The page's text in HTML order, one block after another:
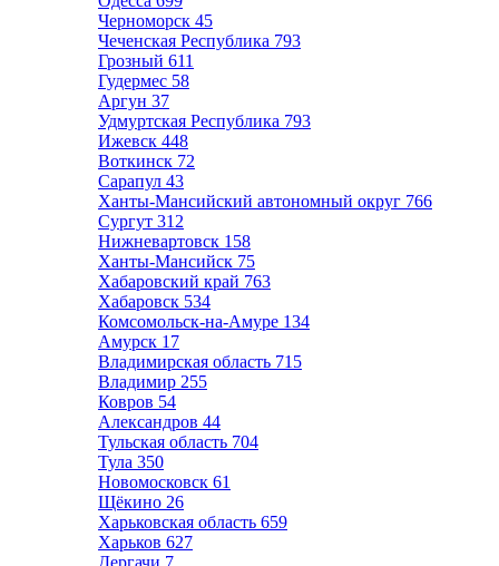
Черноморск 45
Чеченская Республика 793
Грозный 611
Гудермес 58
Аргун 37
Удмуртская Республика 793
Ижевск 448
Воткинск 72
Сарапул 43
Ханты-Мансийский автономный округ 766
Сургут 312
Нижневартовск 158
Ханты-Мансийск 75
Хабаровский край 763
Хабаровск 534
Комсомольск-на-Амуре 134
Амурск 17
Владимирская область 715
Владимир 255
Ковров 54
Александров 44
Тульская область 704
Тула 350
Новомосковск 61
Щёкино 26
Харьковская область 659
Харьков 627
Дергачи 7